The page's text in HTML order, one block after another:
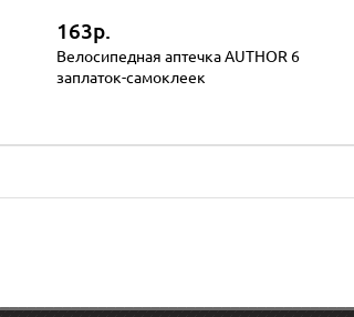
163р.
Велосипедная аптечка AUTHOR 6
заплаток-самоклеек